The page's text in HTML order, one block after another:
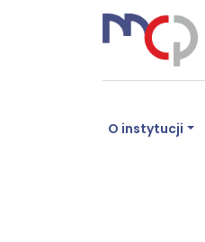
O instytucji